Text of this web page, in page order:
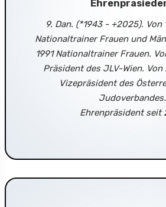
9. Dan. (*1943 - +2025). Von
Nationaltrainer Frauen und
1991 Nationaltrainer Frauen.
Präsident des JLV-Wien. Von
Vizepräsident des
Judoverbandes.
Ehrenpräsident seit